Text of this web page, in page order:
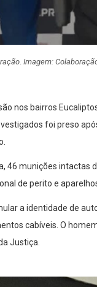
. Imagem:
nos bairros
foi preso
46 munições intactas
de perito e
a identidade de
cabíveis. O
Justiça.